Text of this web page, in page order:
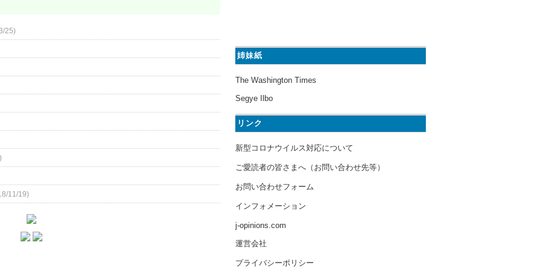
25)
11/19)
姉妹紙
The Washington Times
Segye Ilbo
リンク
新型コロナウイルス対応について
ご愛読者の皆さまへ（お問い合わせ先等）
お問い合わせフォーム
インフォメーション
j-opinions.com
運営会社
プライバシーポリシー